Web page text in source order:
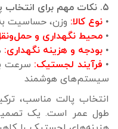
۵. نکات مهم برای انتخاب پالت مناسب
• نوع کالا: وزن، حساسیت
• محیط نگهداری و
• بودجه و هزینه نگهداری:
• فرآیند لجستیک: سرعت
سیستم‌های هوشمند
انتخاب پالت مناسب،
طول عمر است. یک